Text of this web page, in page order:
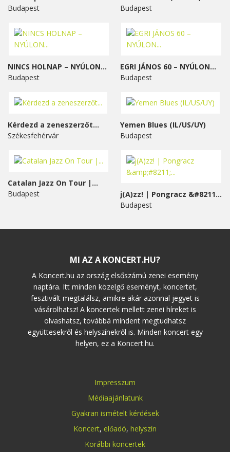
Budapest
Budapest
NINCS HOLNAP – NYÚLON...
Budapest
EGRI JÁNOS 60 – NYÚLON...
Budapest
Kérdezd a zeneszerzőt...
Székesfehérvár
Yemen Blues (IL/US/UY)
Budapest
Catalan Jazz On Tour |...
Budapest
j(A)zz! | Pongracz &#8211;...
Budapest
MI AZ A KONCERT.HU?
A Koncert.hu az ország elsőszámú zenei esemény
naptára. Itt minden közelgő eseményt, koncertet,
fesztivált megtalálsz, amikre akár azonnal jegyet is
vásárolhatsz! A koncertek mellett zenei híreket is
olvashatsz, továbbá mindent megtudhatsz
együttesekről és helyszínekről is. Minden koncert egy
helyen, ez a Koncert.hu.
Impresszum
Médiaajánlatunk
Gyakran ismételt kérdések
Koncert, előadó, helyszín
Korábbi koncertek